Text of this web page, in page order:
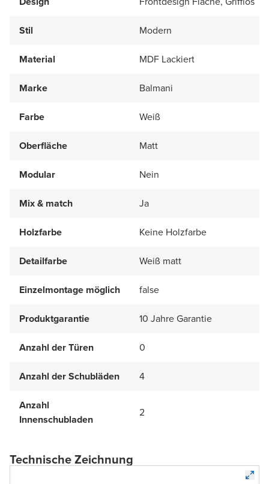
Stil Modern
Material MDF Lackiert
Marke Balmani
Farbe Weiß
Oberfläche Matt
Modular Nein
Mix & match Ja
Holzfarbe Keine Holzfarbe
Detailfarbe Weiß matt
Einzelmontage möglich false
Produktgarantie 10 Jahre Garantie
Anzahl der Türen 0
Anzahl der Schubläden 4
Anzahl
Innenschubladen
2
Technische Zeichnung